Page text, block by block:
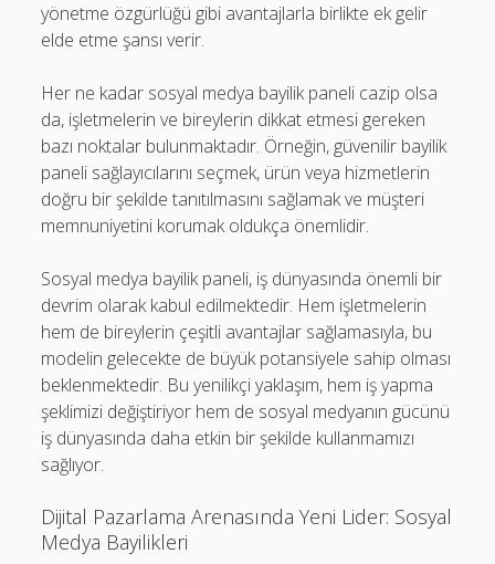
yönetme özgürlüğü gibi avantajlarla birlikte ek gelir
elde etme şansı verir.
Her ne kadar sosyal medya bayilik paneli cazip olsa
da, işletmelerin ve bireylerin dikkat etmesi gereken
bazı noktalar bulunmaktadır. Örneğin, güvenilir bayilik
paneli sağlayıcılarını seçmek, ürün veya hizmetlerin
doğru bir şekilde tanıtılmasını sağlamak ve müşteri
memnuniyetini korumak oldukça önemlidir.
Sosyal medya bayilik paneli, iş dünyasında önemli bir
devrim olarak kabul edilmektedir. Hem işletmelerin
hem de bireylerin çeşitli avantajlar sağlamasıyla, bu
modelin gelecekte de büyük potansiyele sahip olması
beklenmektedir. Bu yenilikçi yaklaşım, hem iş yapma
şeklimizi değiştiriyor hem de sosyal medyanın gücünü
iş dünyasında daha etkin bir şekilde kullanmamızı
sağlıyor.
Dijital Pazarlama Arenasında Yeni Lider: Sosyal
Medya Bayilikleri